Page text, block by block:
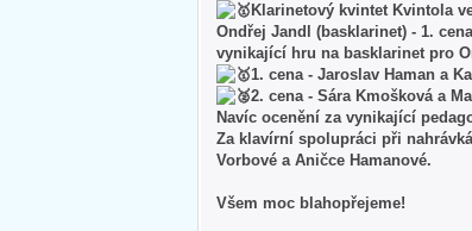
Klarinetový kvintet Kvintola
Ondřej Jandl (basklarinet) - 1.
vynikající hru na basklarinet pro
1. cena - Jaroslav Haman a
2. cena - Sára Kmošková a
Navíc ocenění za vynikající
Za klavírní spolupráci při
Vorbové a Aničce Hamanové.
Všem moc blahopřejeme!